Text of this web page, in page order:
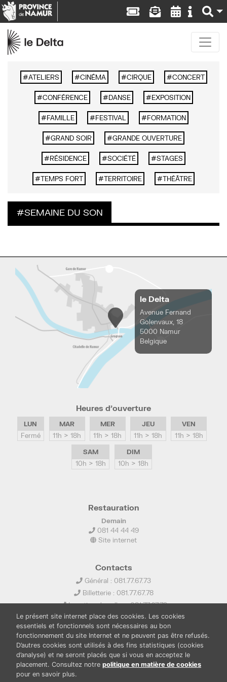
ATELIERS CINÉMA CIRQUE CONCERT
CONFÉRENCE DANSE EXPOSITION
FAMILLE FESTIVAL FORMATION
GRAND SOIR GRANDE OUVERTURE
RÉSIDENCE SOCIÉTÉ STAGES
TEMPS FORT TERRITOIRE THÉÂTRE
SEMAINE DU SON
le Delta
Avenue Fernand
Golenvaux, 18
5000 Namur
Belgique
Heures d’ouverture
LUN
Fermé
MAR
11h > 18h
MER
11h > 18h
JEU
11h > 18h
VEN
11h > 18h
SAM
10h > 18h
DIM
10h > 18h
Restauration
Demain
081 44 44 49
Site internet
Contacts
Général : 081.77.67.73
Billetterie : 081.77.67.78
Location de salles : 081.77.67.79
info@ledelta.be
Le présent site internet place des cookies. Les cookies
essentiels et fonctionnels sont nécessaires au bon
fonctionnement du site Internet et ne peuvent pas être refusés.
D’autres cookies sont utilisés à des fins statistiques (cookies
d’analyse) et ne seront placés que si vous en acceptez le
placement. Consultez notre politique en matière de cookies
pour en savoir plus.